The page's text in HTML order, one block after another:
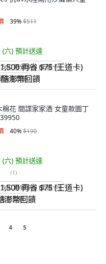
39%$511
(六) 預計送達
再省 $75 (王道卡)
澎幣回饋
棉花 間諜家家酒 女童款園丁
40%$190
(六) 預計送達
(1)
再省 $75 (王道卡)
幣回饋
4 5